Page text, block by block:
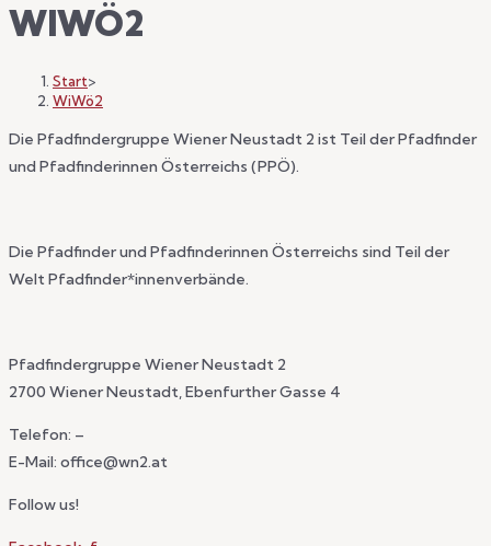
WIWÖ2
Start>
WiWö2
Die Pfadfindergruppe Wiener Neustadt 2 ist Teil der Pfadfinder
und Pfadfinderinnen Österreichs (PPÖ).
Die Pfadfinder und Pfadfinderinnen Österreichs sind Teil der
Welt Pfadfinder*innenverbände.
Pfadfindergruppe Wiener Neustadt 2
2700 Wiener Neustadt, Ebenfurther Gasse 4
Telefon: –
E-Mail: office@wn2.at
Follow us!